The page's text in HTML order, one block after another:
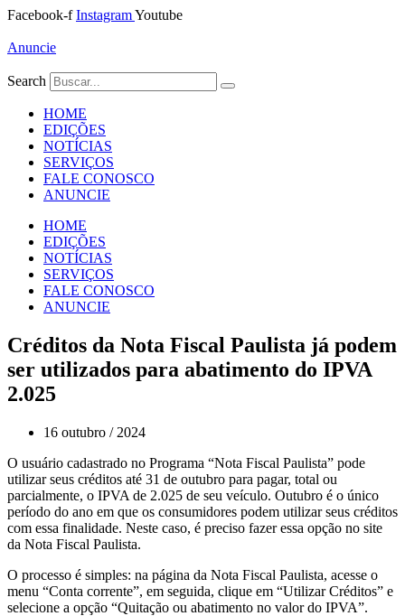
Ir
o
Facebook-f InstagramYoutube
Anuncie
Search
HOME
EDIÇÕES
NOTÍCIAS
SERVIÇOS
FALE CONOSCO
ANUNCIE
HOME
EDIÇÕES
NOTÍCIAS
SERVIÇOS
FALE CONOSCO
ANUNCIE
Créditos da Nota Fiscal Paulista já podem
ser utilizados para abatimento do IPVA
2.025
16 outubro / 2024
O usuário cadastrado no Programa “Nota Fiscal Paulista” pode
utilizar seus créditos até 31 de outubro para pagar, total ou
parcialmente, o IPVA de 2.025 de seu veículo. Outubro é o único
período do ano em que os consumidores podem utilizar seus créditos
com essa finalidade. Neste caso, é preciso fazer essa opção no site
da Nota Fiscal Paulista.
O processo é simples: na página da Nota Fiscal Paulista, acesse o
menu “Conta corrente”, em seguida, clique em “Utilizar Créditos” e
selecione a opção “Quitação ou abatimento no valor do IPVA”.